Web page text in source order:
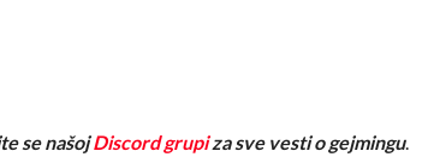
se našojDiscord grupiza sve vesti o gejmingu.